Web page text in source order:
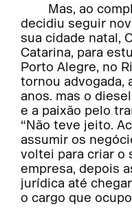
Mas, ao
decidiu seguir
sua cidade natal,
Catarina, para
Porto Alegre, no
tornou advogada,
anos. mas o
e a paixão pelo
“Não teve jeito.
assumir os
voltei para criar o
empresa, depois
jurídica até
o cargo que